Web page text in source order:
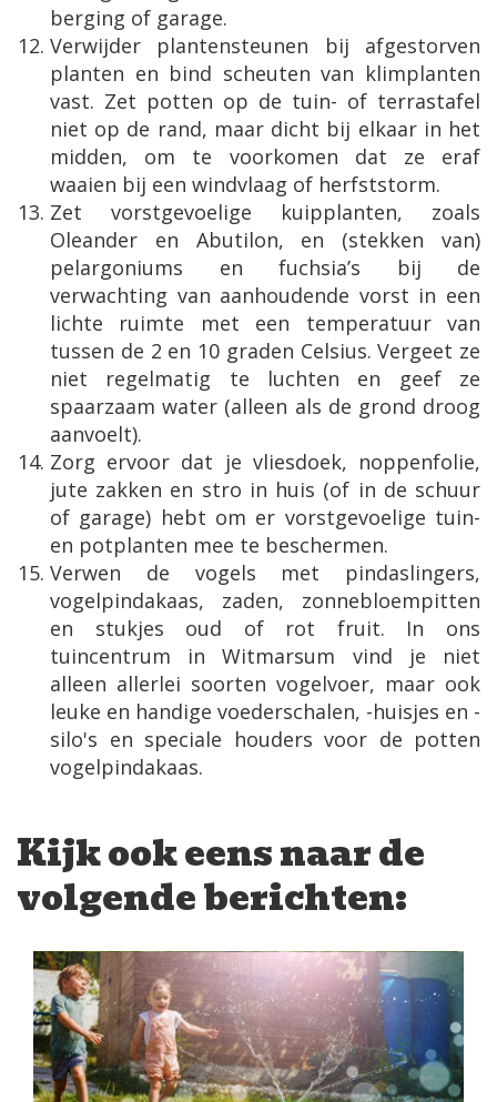
berging of garage.
Verwijder plantensteunen bij afgestorven
planten en bind scheuten van klimplanten
vast. Zet potten op de tuin- of terrastafel
niet op de rand, maar dicht bij elkaar in het
midden, om te voorkomen dat ze eraf
waaien bij een windvlaag of herfststorm.
Zet vorstgevoelige kuipplanten, zoals
Oleander en Abutilon, en (stekken van)
pelargoniums en fuchsia’s bij de
verwachting van aanhoudende vorst in een
lichte ruimte met een temperatuur van
tussen de 2 en 10 graden Celsius. Vergeet ze
niet regelmatig te luchten en geef ze
spaarzaam water (alleen als de grond droog
aanvoelt).
Zorg ervoor dat je vliesdoek, noppenfolie,
jute zakken en stro in huis (of in de schuur
of garage) hebt om er vorstgevoelige tuin-
en potplanten mee te beschermen.
Verwen de vogels met pindaslingers,
vogelpindakaas, zaden, zonnebloempitten
en stukjes oud of rot fruit. In ons
tuincentrum in Witmarsum vind je niet
alleen allerlei soorten vogelvoer, maar ook
leuke en handige voederschalen, -huisjes en -
silo's en speciale houders voor de potten
vogelpindakaas.
Kijk ook eens naar de
volgende berichten: